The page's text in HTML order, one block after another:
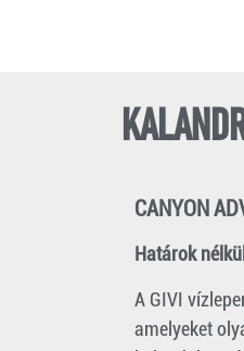
CANYON
Határok
A GIVI
amelyeket